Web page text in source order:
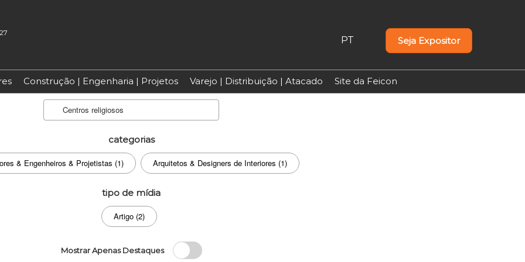
PT
EN
Seja Expositor
Construção | Engenharia | Projetos Varejo | Distribuição | Atacado Site da Feicon
categorias
& Engenheiros & Projetistas (1) Arquitetos & Designers de Interiores (1)
tipo de mídia
Artigo (2)
Mostrar Apenas Destaques